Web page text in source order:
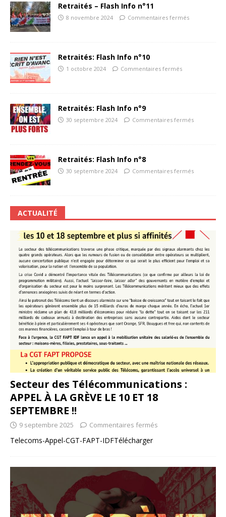
Retraités – Flash Info n°11
8 novembre 2024 Commentaires fermés
Retraités: Flash Info n°10
1 octobre 2024 Commentaires fermés
Retraités: Flash Info n°9
30 septembre 2024 Commentaires fermés
Retraités: Flash Info n°8
30 septembre 2024 Commentaires fermés
ACTUALITÉ
Secteur des Télécommunications :
APPEL À LA GRÈVE LE 10 ET 18
SEPTEMBRE !!
9 septembre 2025 Commentaires fermés
Telecoms-Appel-CGT-FAPT-IDFTélécharger